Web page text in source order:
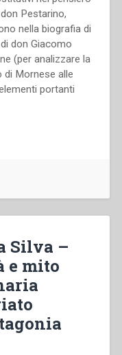
Pestarino,
nella biografia di
don Giacomo
(per analizzare la
Mornese alle
portanti
Silva –
e mito